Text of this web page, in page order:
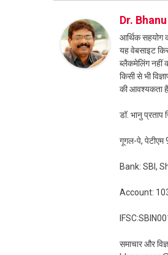
Dr.
आर्थिक सहयोग
यह वेबसाइट
ब्लैकमेलिंग नहीं
किसी से भी
की आवश्यकता
डॉ. भानु प्रताप
गूगल-पे,
Bank: SBI,
Account:
समाचार और